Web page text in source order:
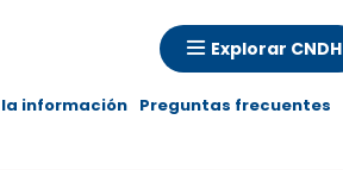
Explorar CNDH
información Preguntas frecuentes